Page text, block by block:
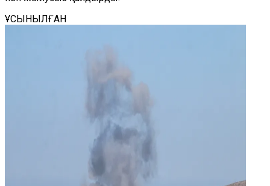
ҰСЫНЫЛҒАН